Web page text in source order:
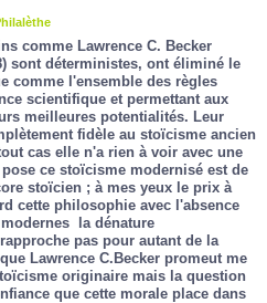
comme Lawrence C. Becker
sont déterministes, ont éliminé le
comme l'ensemble des règles
scientifique et permettant aux
meilleures potentialités. Leur
fidèle au stoïcisme ancien
cas elle n'a rien à voir avec une
ce stoïcisme modernisé est de
stoïcien ; à mes yeux le prix à
cette philosophie avec l'absence
la dénature
pas pour autant de la
Lawrence C.Becker promeut me
originaire mais la question
que cette morale place dans